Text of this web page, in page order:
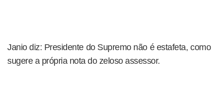
Janio diz: Presidente do Supremo não é estafeta, como
sugere a própria nota do zeloso assessor.